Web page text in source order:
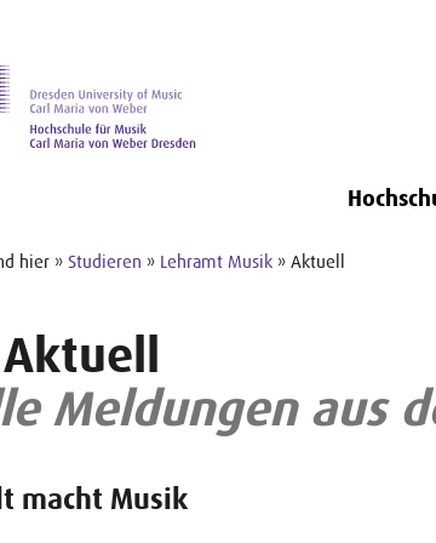
hier » Studieren » Lehramt Musik » Aktuell
Aktuell
Meldungen aus
macht Musik